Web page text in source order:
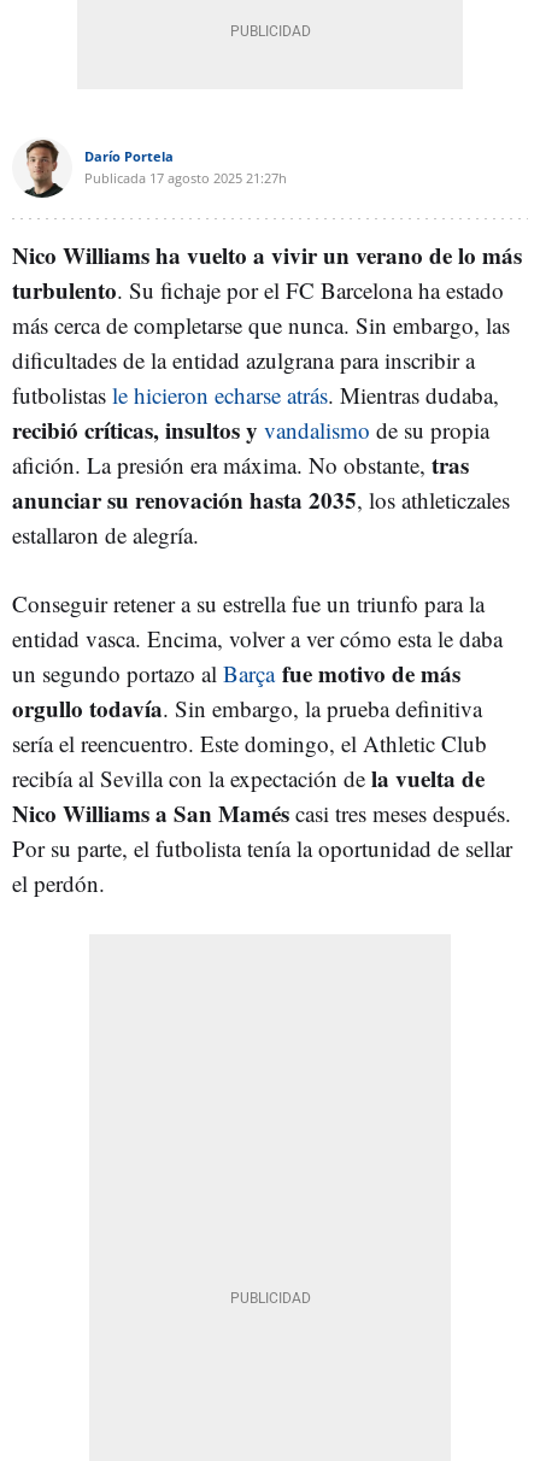
Darío Portela
Publicada 17 agosto 2025 21:27h
Nico Williams ha vuelto a vivir un verano de lo más
turbulento. Su fichaje por el FC Barcelona ha estado
más cerca de completarse que nunca. Sin embargo, las
dificultades de la entidad azulgrana para inscribir a
futbolistas le hicieron echarse atrás. Mientras dudaba,
recibió críticas, insultosy vandalismo de su propia
afición. La presión era máxima. No obstante, tras
anunciar su renovación hasta 2035, los athleticzales
estallaron de alegría.
Conseguir retener a su estrella fue un triunfo para la
entidad vasca. Encima, volver a ver cómo esta le daba
un segundo portazo al Barçafue motivo de más
orgullo todavía. Sin embargo, la prueba definitiva
sería el reencuentro. Este domingo, el Athletic Club
recibía al Sevilla con la expectación de la vuelta de
Nico Williams a San Mamés casi tres meses después.
Por su parte, el futbolista tenía la oportunidad de sellar
el perdón.